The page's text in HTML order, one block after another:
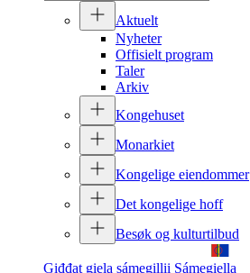
Aktuelt
Nyheter
Offisielt program
Taler
Arkiv
Kongehuset
Monarkiet
Kongelige eiendommer
Det kongelige hoff
Besøk og kulturtilbud
Giđđat giela sámegillii Sámegiella